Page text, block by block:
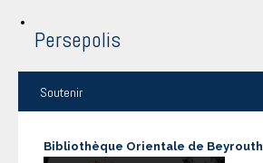
Persepolis
Soutenir
Bibliothèque Orientale de Beyrouth